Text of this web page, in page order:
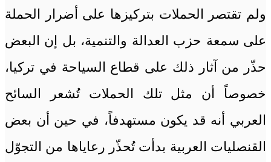
ولم تقتصر الحملات بتركيزها على أضرار الحملة
على سمعة حزب العدالة والتنمية، بل إن البعض
حذّر من آثار ذلك على قطاع السياحة في تركيا،
خصوصاً أن مثل تلك الحملات تُشعر السائح
العربي أنه قد يكون مستهدفاً، في حين أن بعض
القنصليات العربية بدأت تُحذّر رعاياها من التجوّل